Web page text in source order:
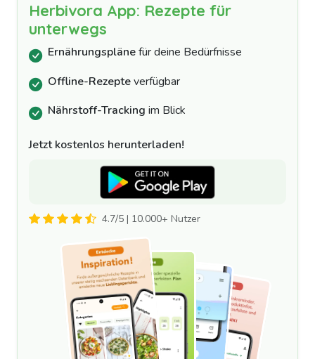
Herbivora App: Rezepte für
unterwegs
Ernährungsplänefür deine Bedürfnisse
Offline-Rezepteverfügbar
Nährstoff-Tracking im Blick
Jetzt kostenlos herunterladen!
4.7/5 | 10.000+ Nutzer